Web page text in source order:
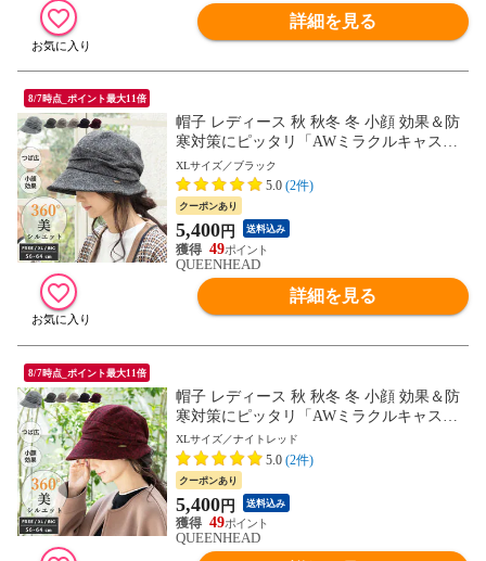
詳細を見る
8/7時点_ポイント最大11倍
帽子 レディース 秋 秋冬 冬 小顔 効果＆防
寒対策にピッタリ「AWミラクルキャスダ
ウンHAT」【XL58-61cm-ブラック】
XLサイズ／ブラック
5.0 (2件)
クーポンあり
5,400円 送料込み
49
QUEENHEAD
詳細を見る
8/7時点_ポイント最大11倍
帽子 レディース 秋 秋冬 冬 小顔 効果＆防
寒対策にピッタリ「AWミラクルキャスダ
ウンHAT」【XL58-61cm-ナイトレッド】
XLサイズ／ナイトレッド
5.0 (2件)
クーポンあり
5,400円 送料込み
49
QUEENHEAD